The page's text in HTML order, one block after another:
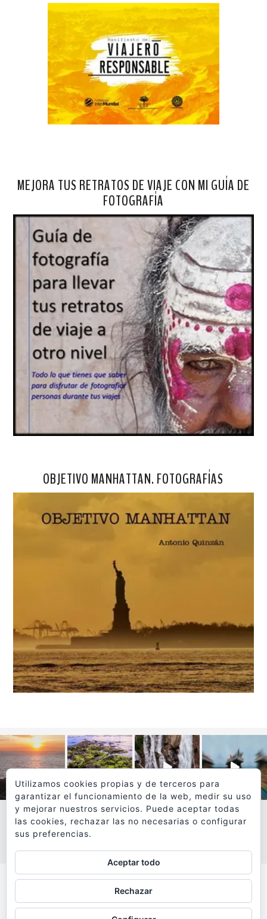
MEJORA TUS RETRATOS DE VIAJE CON MI GUÍA DE
FOTOGRAFÍA
OBJETIVO MANHATTAN. FOTOGRAFÍAS
VER MÁS
Todos los textos y fotografías de
www.viajesyfotografia.comson propiedad de su autor
Utilizamos cookies propias y de terceros para
garantizar el funcionamiento de la web, medir su uso
y mejorar nuestros servicios. Puede aceptar todas
las cookies, rechazar las no necesarias o configurar
sus preferencias.
Aceptar todo
Rechazar